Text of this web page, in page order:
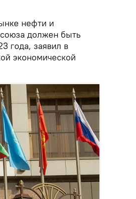
нефти и
должен быть
года, заявил в
экономической